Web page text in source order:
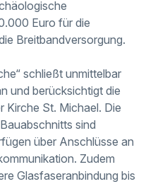
Euro für die
Breitbandversorgung.
schließt unmittelbar
und berücksichtigt die
Kirche St. Michael. Die
sind
über Anschlüsse an
Zudem
Glasfaseranbindung bis